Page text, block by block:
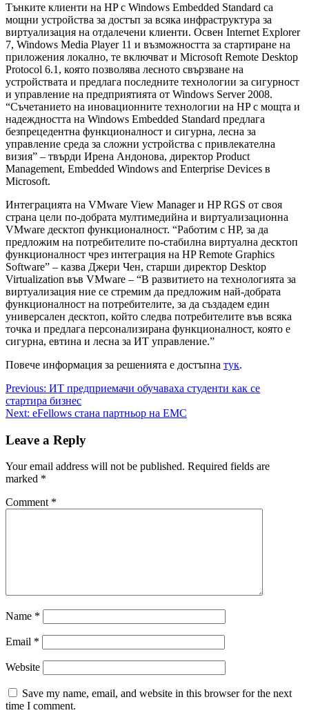
Тънките клиенти на HP с Windows Embedded Standard са
мощни устройства за достъп за всяка инфраструктура за
виртуализация на отдалечени клиенти. Освен Internet Explorer
7, Windows Media Player 11 и възможността за стартиране на
приложения локално, те включват и Microsoft Remote Desktop
Protocol 6.1, която позволява лесното свързване на
устройствата и предлага последните технологии за сигурност
и управление на предприятията от Windows Server 2008.
“Съчетанието на иновационните технологии на HP с мощта и
надеждността на Windows Embedded Standard предлага
безпрецедентна функционалност и сигурна, лесна за
управление среда за сложни устройства с привлекателна
визия” – твърди Ирена Андонова, директор Product
Management, Embedded Windows and Enterprise Devices в
Microsoft.
Интеграцията на VMware View Manager и HP RGS от своя
страна цели по-добрата мултимедийна и виртуализационна
VMware десктоп функционалност. “Работим с HP, за да
предложим на потребителите по-стабилна виртуална десктоп
функционалност чрез интеграция на HP Remote Graphics
Software” – казва Джери Чен, старши директор Desktop
Virtualization във VMware – “В развитието на технологията за
виртуализация ние се стремим да предложим най-добрата
функционалност на потребителите, за да създадем един
универсален десктоп, който следва потребителите във всяка
точка и предлага персонализирана функционалност, която е
сигурна, евтина и лесна за ИТ управление.”
Повече информация за решенията е достъпна тук.
Post
navigation
Previous: ИТ предприемачи обучаваха студенти как се
стартира бизнес
Next: eFellows стана партньор на EMC
Leave a Reply
Your email address will not be published. Required fields are
marked *
Comment *
Name *
Email *
Website
Save my name, email, and website in this browser for the next
time I comment.